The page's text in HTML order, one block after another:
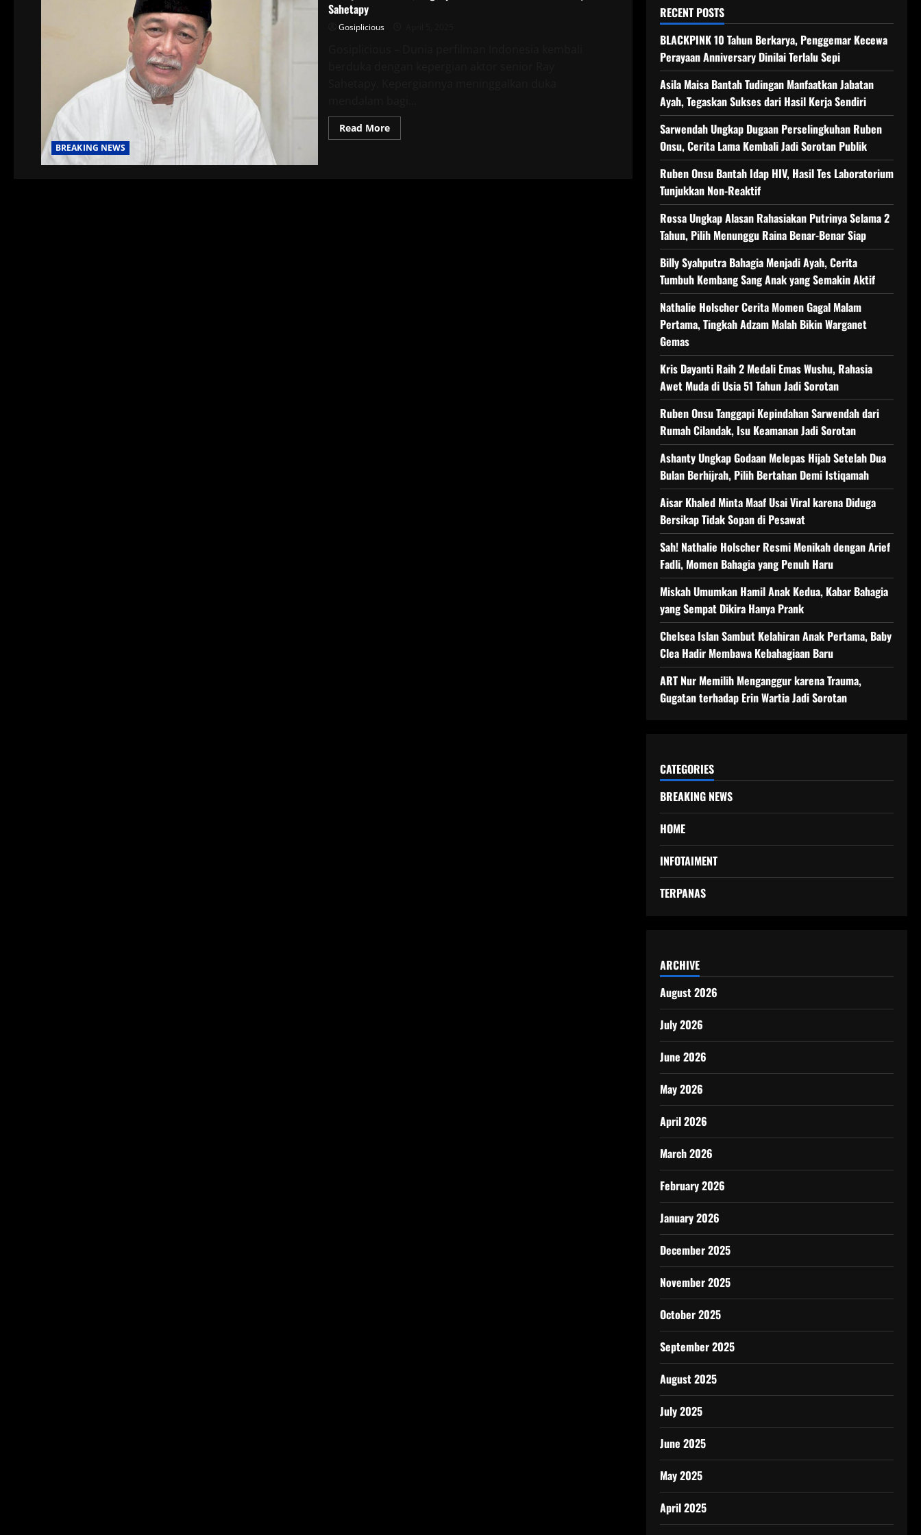
BREAKING NEWS
Sahetapy
Gosiplicious
Read MoreRead
more
RECENT POSTS
BLACKPINK 10 Tahun Berkarya, Penggemar Kecewa
Perayaan Anniversary Dinilai Terlalu Sepi
Asila Maisa Bantah Tudingan Manfaatkan Jabatan
Ayah, Tegaskan Sukses dari Hasil Kerja Sendiri
Sarwendah Ungkap Dugaan Perselingkuhan Ruben
Onsu, Cerita Lama Kembali Jadi Sorotan Publik
Ruben Onsu Bantah Idap HIV, Hasil Tes Laboratorium
Tunjukkan Non-Reaktif
Rossa Ungkap Alasan Rahasiakan Putrinya Selama 2
Tahun, Pilih Menunggu Raina Benar-Benar Siap
Billy Syahputra Bahagia Menjadi Ayah, Cerita
Tumbuh Kembang Sang Anak yang Semakin Aktif
Nathalie Holscher Cerita Momen Gagal Malam
Pertama, Tingkah Adzam Malah Bikin Warganet
Gemas
Kris Dayanti Raih 2 Medali Emas Wushu, Rahasia
Awet Muda di Usia 51 Tahun Jadi Sorotan
Ruben Onsu Tanggapi Kepindahan Sarwendah dari
Rumah Cilandak, Isu Keamanan Jadi Sorotan
Ashanty Ungkap Godaan Melepas Hijab Setelah Dua
Bulan Berhijrah, Pilih Bertahan Demi Istiqamah
Aisar Khaled Minta Maaf Usai Viral karena Diduga
Bersikap Tidak Sopan di Pesawat
Sah! Nathalie Holscher Resmi Menikah dengan Arief
Fadli, Momen Bahagia yang Penuh Haru
Miskah Umumkan Hamil Anak Kedua, Kabar Bahagia
yang Sempat Dikira Hanya Prank
Chelsea Islan Sambut Kelahiran Anak Pertama, Baby
Clea Hadir Membawa Kebahagiaan Baru
ART Nur Memilih Menganggur karena Trauma,
Gugatan terhadap Erin Wartia Jadi Sorotan
CATEGORIES
BREAKING NEWS
HOME
INFOTAIMENT
TERPANAS
ARCHIVE
August 2026
July 2026
June 2026
May 2026
April 2026
March 2026
February 2026
January 2026
December 2025
November 2025
October 2025
September 2025
August 2025
July 2025
June 2025
May 2025
April 2025